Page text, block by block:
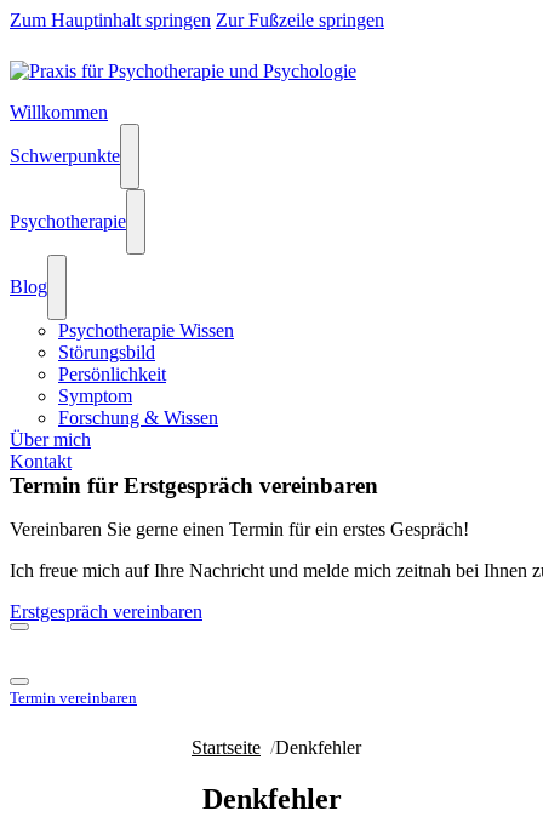
Zum Hauptinhalt springen Zur Fußzeile springen
Willkommen
Schwerpunkte
Psychotherapie
Blog
Psychotherapie Wissen
Störungsbild
Persönlichkeit
Symptom
Forschung & Wissen
Über mich
Kontakt
Termin für Erstgespräch vereinbaren
Vereinbaren Sie gerne einen Termin für ein erstes Gespräch!
Ich freue mich auf Ihre Nachricht und melde mich zeitnah bei Ihnen
Erstgespräch vereinbaren
Termin vereinbaren
Startseite /Denkfehler
Denkfehler